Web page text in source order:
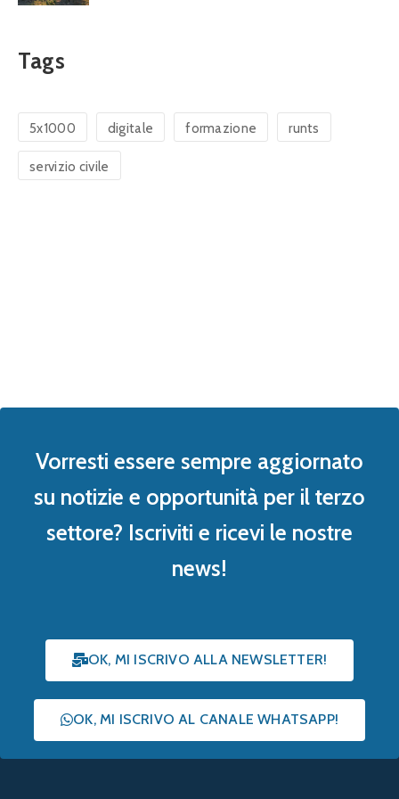
Tags
5x1000 digitale formazione runts
servizio civile
Vorresti essere sempre aggiornato
su notizie e opportunità per il terzo
settore? Iscriviti e ricevi le nostre
news!
OK, MI ISCRIVO ALLA NEWSLETTER!
OK, MI ISCRIVO AL CANALE WHATSAPP!